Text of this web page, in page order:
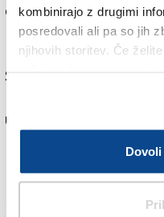
kombinirajo z drugimi
posredovali ali pa so jih
njihovih storitev. Če
olimpijski podprvaki,
Manjka le nogomet. V
rezultatov manj. Po
Sergio Tavčar med
košarkarji zmagovali,
univerzitetni študenti, ki
premožnih družin. Bili
manjšo lahkoto
razlog pa je bil srbski